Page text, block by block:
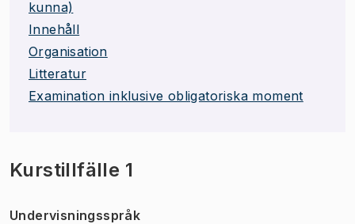
kunna)
Innehåll
Organisation
Litteratur
Examination inklusive obligatoriska moment
Kurstillfälle 1
Undervisningsspråk